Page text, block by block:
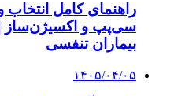
راهنمای کامل انتخاب
سی‌پپ و اکسیژن‌ساز
بیماران تنفسی
۱۴۰۵/۰۴/۰۵